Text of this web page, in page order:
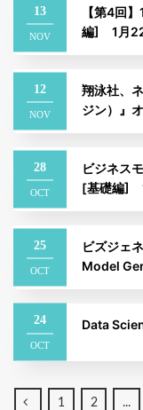
13
NOV
【第4回
編] 1月
12
NOV
翔泳社、
ジン）』
28
OCT
ビジネス
[基礎編]
25
OCT
ビズジェ
Model
24
OCT
Data
1 2 ...